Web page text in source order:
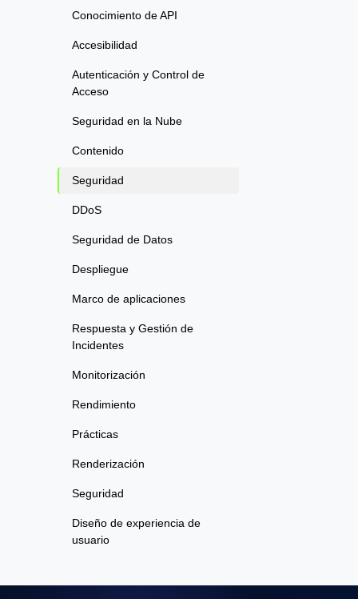
Conocimiento de API
Accesibilidad
Autenticación y Control de
Acceso
Seguridad en la Nube
Contenido
Seguridad
DDoS
Seguridad de Datos
Despliegue
Marco de aplicaciones
Respuesta y Gestión de
Incidentes
Monitorización
Rendimiento
Prácticas
Renderización
Seguridad
Diseño de experiencia de
usuario